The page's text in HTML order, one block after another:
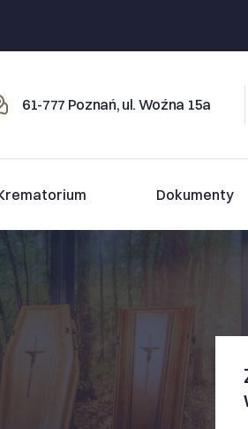
61-777 Poznań, ul. Woźna 15a
Dokumenty